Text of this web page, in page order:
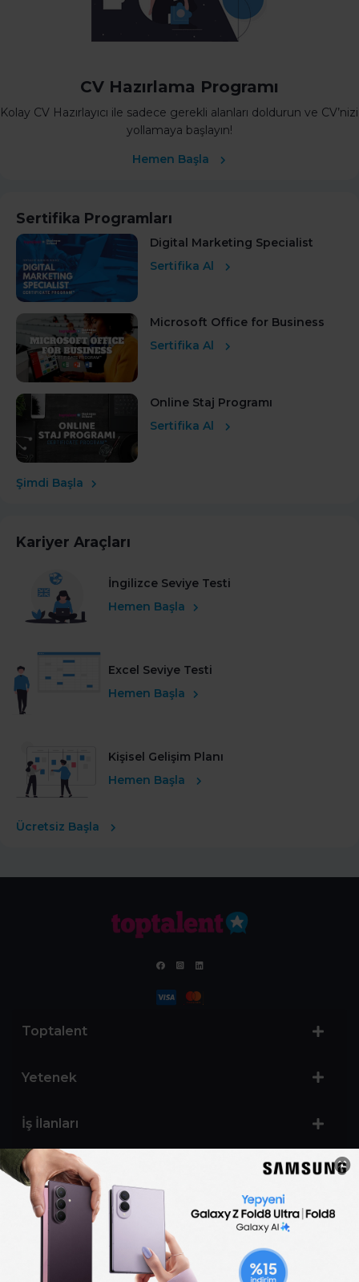
CV Hazırlama Programı
Kolay CV Hazırlayıcı ile sadece gerekli alanları doldurun ve CV’nizi
yollamaya başlayın!
Hemen Başla
Sertifika Programları
Digital Marketing Specialist
Sertifika Al
Microsoft Office for Business
Sertifika Al
Online Staj Programı
Sertifika Al
Şimdi Başla
Kariyer Araçları
İngilizce Seviye Testi
Hemen Başla
Excel Seviye Testi
Hemen Başla
Kişisel Gelişim Planı
Hemen Başla
Ücretsiz Başla
Toptalent
Yetenek
İş İlanları
Sertifika Programları
Yetenek Testleri